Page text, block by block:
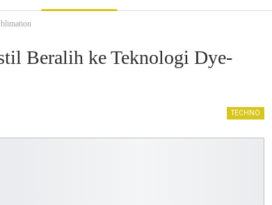
Beralih ke Teknologi Dye-
TECHNO